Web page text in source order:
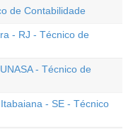
de Contabilidade
- RJ - Técnico de
- Técnico de
- SE - Técnico